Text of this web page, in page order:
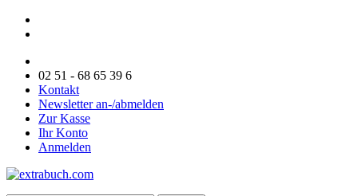
02 51 - 68 65 39 6
Kontakt
Newsletter an-/abmelden
Zur Kasse
Ihr Konto
Anmelden